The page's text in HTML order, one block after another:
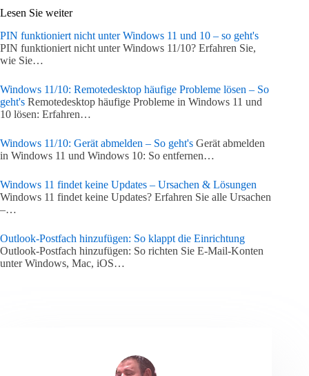
Lesen Sie weiter
PIN funktioniert nicht unter Windows 11 und 10 – so geht's
PIN funktioniert nicht unter Windows 11/10? Erfahren Sie,
wie Sie…
Windows 11/10: Remotedesktop häufige Probleme lösen – So
geht's Remotedesktop häufige Probleme in Windows 11 und
10 lösen: Erfahren…
Windows 11/10: Gerät abmelden – So geht's Gerät abmelden
in Windows 11 und Windows 10: So entfernen…
Windows 11 findet keine Updates – Ursachen & Lösungen
Windows 11 findet keine Updates? Erfahren Sie alle Ursachen
–…
Outlook-Postfach hinzufügen: So klappt die Einrichtung
Outlook-Postfach hinzufügen: So richten Sie E-Mail-Konten
unter Windows, Mac, iOS…